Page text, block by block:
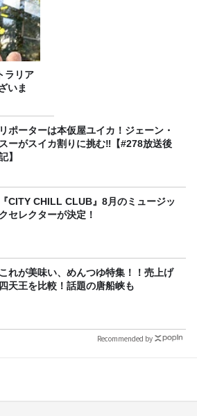
ラリア
いま
リポーターは本仮屋ユイカ！ジェーン・
スーがスイカ割りに挑む‼【#278放送後
】
『CITY CHILL CLUB』8月のミュージッ
クセレクターが決定！
これが美味い、めんつゆ特集！！売上げ
四天王を比較！話題の唐船峡も
Recommended by